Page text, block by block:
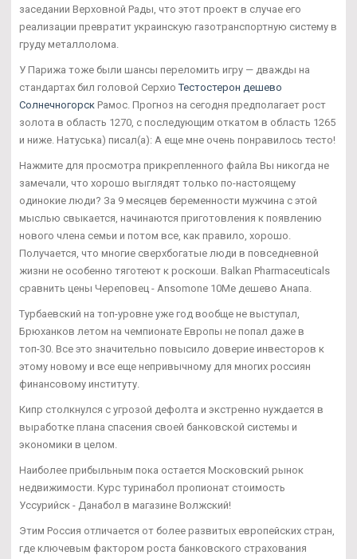
заседании Верховной Рады, что этот проект в случае его
реализации превратит украинскую газотранспортную систему в
груду металлолома.
У Парижа тоже были шансы переломить игру — дважды на
стандартах бил головой СерхиоТестостерон дешево
Солнечногорск Рамос. Прогноз на сегодня предполагает рост
золота в область 1270, с последующим откатом в область 1265
и ниже. Натуська) писал(а): А еще мне очень понравилось тесто!
Нажмите для просмотра прикрепленного файла Вы никогда не
замечали, что хорошо выглядят только по-настоящему
одинокие люди? За 9 месяцев беременности мужчина с этой
мыслью свыкается, начинаются приготовления к появлению
нового члена семьи и потом все, как правило, хорошо.
Получается, что многие сверхбогатые люди в повседневной
жизни не особенно тяготеют к роскоши. Balkan Pharmaceuticals
сравнить цены Череповец - Ansomone 10Me дешево Анапа.
Турбаевский на топ-уровне уже год вообще не выступал,
Брюханков летом на чемпионате Европы не попал даже в
топ-30. Все это значительно повысило доверие инвесторов к
этому новому и все еще непривычному для многих россиян
финансовому институту.
Кипр столкнулся с угрозой дефолта и экстренно нуждается в
выработке плана спасения своей банковской системы и
экономики в целом.
Наиболее прибыльным пока остается Московский рынок
недвижимости. Курс туринабол пропионат стоимость
Уссурийск - Данабол в магазине Волжский!
Этим Россия отличается от более развитых европейских стран,
где ключевым фактором роста банковского страхования